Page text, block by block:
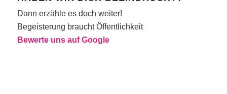
Dann erzähle es doch weiter!
Begeisterung braucht Öffentlichkeit
Bewerte uns auf Google